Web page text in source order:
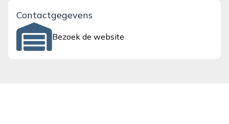
Contactgegevens
Bezoek de website